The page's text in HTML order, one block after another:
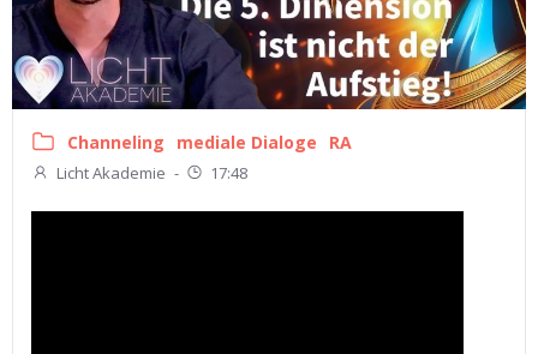
Channeling mediale Dialoge RA
Licht Akademie - 17:48